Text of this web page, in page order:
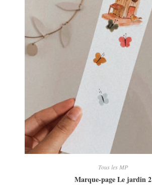
Tous les MP
Marque-page Le jardin 2